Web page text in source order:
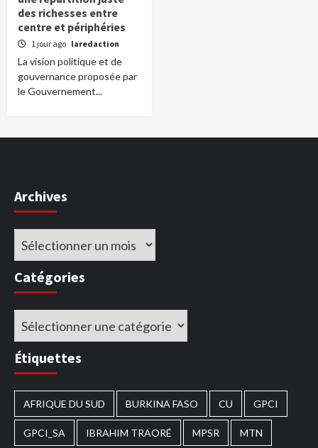
des richesses entre
centre et périphéries
1 jour ago laredaction
La vision politique et de
gouvernance proposée par
le Gouvernement...
Archives
Archives
Catégories
Catégories
Étiquettes
AFRIQUE DU SUD BURKINA FASO CU GPCI
GPCI_SA IBRAHIM TRAORÉ MPSR MTN